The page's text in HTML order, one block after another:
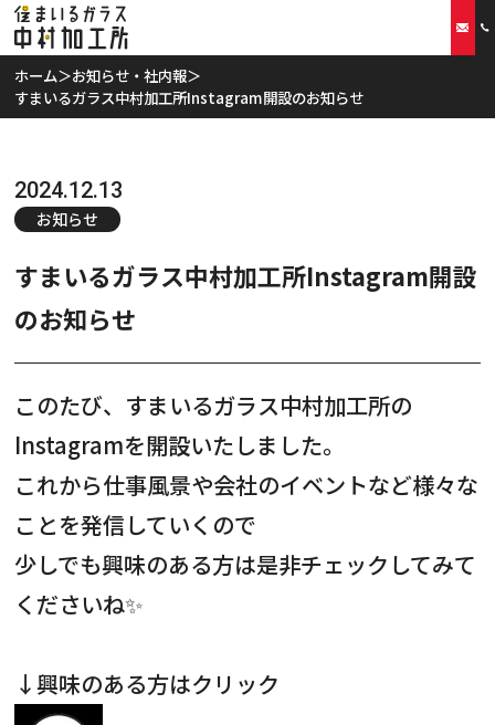
ホーム
取扱商品
リフォームプラン
スタッフ紹介
会社概要
お知らせ・社内報
ホーム＞お知らせ・社内報＞
すまいるガラス中村加工所Instagram開設のお知らせ
2024.12.13
お知らせ
すまいるガラス中村加工所Instagram開設
のお知らせ
このたび、すまいるガラス中村加工所の
Instagramを開設いたしました。
これから仕事風景や会社のイベントなど様々な
ことを発信していくので
少しでも興味のある方は是非チェックしてみて
くださいね✨
↓興味のある方はクリック